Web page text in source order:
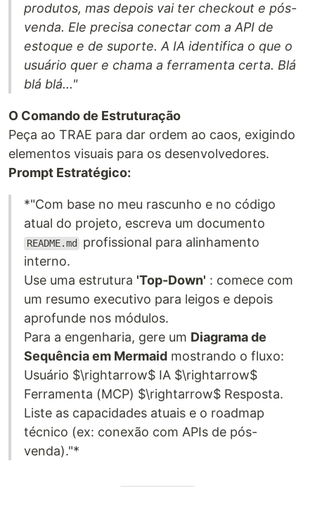
produtos, mas depois vai ter checkout e pós-
venda. Ele precisa conectar com a API de
estoque e de suporte. A IA identifica o que o
usuário quer e chama a ferramenta certa. Blá
blá blá..."
O Comando de Estruturação
Peça ao TRAE para dar ordem ao caos, exigindo
elementos visuais para os desenvolvedores.
Prompt Estratégico:
*"Com base no meu rascunho e no código
atual do projeto, escreva um documento
README.md
profissional para alinhamento
interno.
Use uma estrutura 'Top-Down' : comece com
um resumo executivo para leigos e depois
aprofunde nos módulos.
Para a engenharia, gere um Diagrama de
Sequência em Mermaid mostrando o fluxo:
Usuário $\rightarrow$ IA $\rightarrow$
Ferramenta (MCP) $\rightarrow$ Resposta.
Liste as capacidades atuais e o roadmap
técnico (ex: conexão com APIs de pós-
venda)."*